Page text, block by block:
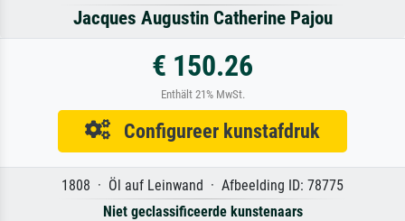
Jacques Augustin Catherine Pajou
€ 150.26
Enthält 21% MwSt.
Configureer kunstafdruk
1808 · Öl auf Leinwand · Afbeelding ID: 78775
Niet geclassificeerde kunstenaars